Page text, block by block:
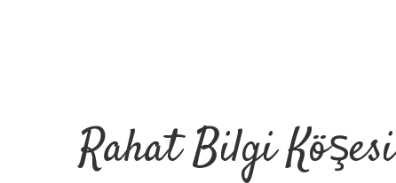
Rahat Bilgi Köşesi